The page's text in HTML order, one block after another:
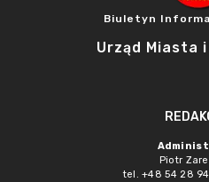
Biuletyn
Urząd Miasta i
Piotr
tel. +48 54 28